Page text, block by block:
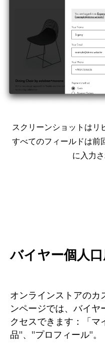
スクリーンショットはリ
すべてのフィールドは前
に入力
バイヤー個人
オンラインストアのカ
ンページでは、バイヤ
クセスできます：「
品"、"プロフィール"。